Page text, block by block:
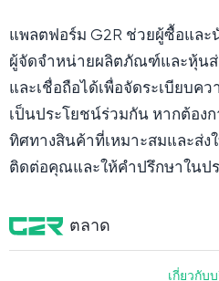
แพลตฟอร์ม G2R ช่วยผู้ซื้อและ
ผู้จัดจำหน่ายผลิตภัณฑ์และหุ้น
และเชื่อถือได้เพื่อจัดระเบียบค
เป็นประโยชน์ร่วมกัน หากต้องก
ทิศทางสินค้าที่เหมาะสมและส่ง
ติดต่อคุณและให้คำปรึกษาในป
ตลาด
เกี่ยวกับ